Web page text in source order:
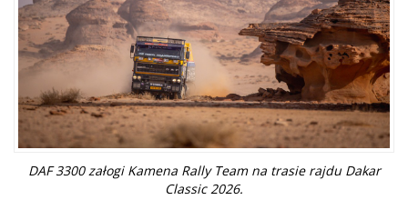
DAF 3300 załogi Kamena Rally Team na trasie rajdu Dakar
Classic 2026.